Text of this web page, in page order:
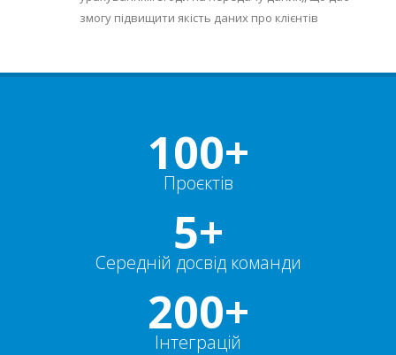
змогу підвищити якість даних про клієнтів
100+
Проєктів
5+
Середній досвід команди
200+
Інтеграцій